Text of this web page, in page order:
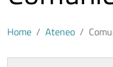
Home Ateneo